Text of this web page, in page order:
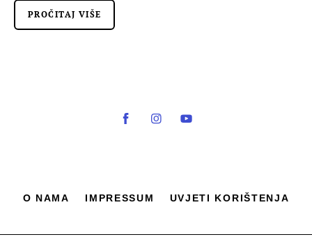
PROČITAJ VIŠE
O NAMA IMPRESSUM UVJETI KORIŠTENJA